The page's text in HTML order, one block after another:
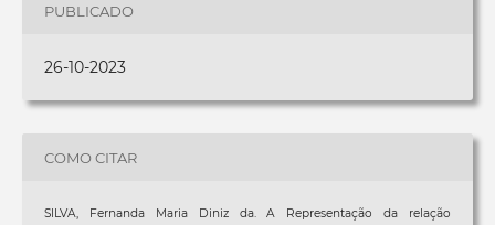
PUBLICADO
26-10-2023
COMO CITAR
SILVA, Fernanda Maria Diniz da. A Representação da relação